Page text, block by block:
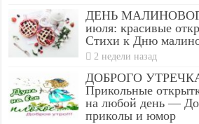
ДЕНЬ
июля: красивые
Стихи к Дню
2 недели назад
ДОБРОГО
Прикольные
на любой день —
приколы и юмор